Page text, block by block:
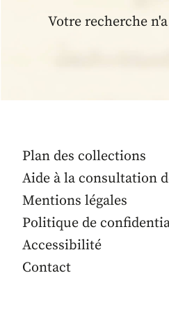
Votre recherche
Plan des collections
Aide à la consultation
Mentions légales
Politique de
Accessibilité
Contact